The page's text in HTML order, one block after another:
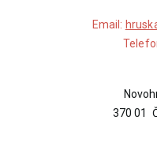
Email:
370 01